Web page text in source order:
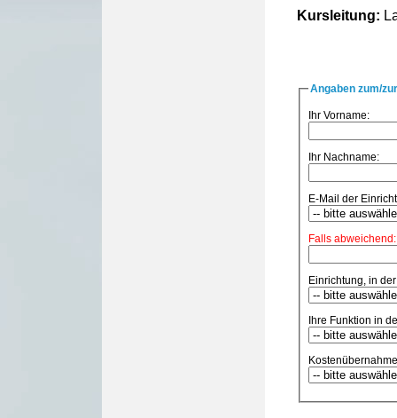
Kursleitung:
Angaben zum/
Ihr Vorname:
Ihr Nachname:
E-Mail der
Falls abweichend:
Einrichtung, in
Ihre Funktion in